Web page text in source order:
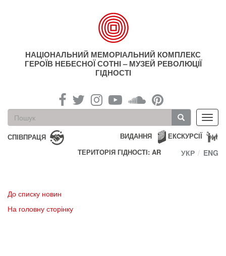
НАЦІОНАЛЬНИЙ МЕМОРІАЛЬНИЙ КОМПЛЕКС
ГЕРОЇВ НЕБЕСНОЇ СОТНІ – МУЗЕЙ РЕВОЛЮЦІЇ
ГІДНОСТІ
Пошукова
форма
Пошук
СПІВПРАЦЯ ЕКСКУРСІЇ
ВИДАННЯ
ТЕРИТОРІЯ ГІДНОСТІ: AR
УКР ENG
До списку новин
На головну сторінку